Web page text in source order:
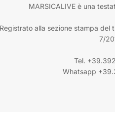
MARSICALIVE è una
Registrato alla sezione stampa del
7/
Tel.
Whatsapp